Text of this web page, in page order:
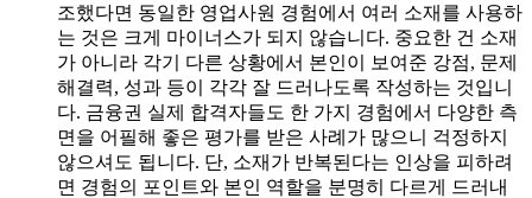
조했다면 동일한 영업사원 경험에서 여러 소재를 사용하
는 것은 크게 마이너스가 되지 않습니다. 중요한 건 소재
가 아니라 각기 다른 상황에서 본인이 보여준 강점, 문제
해결력, 성과 등이 각각 잘 드러나도록 작성하는 것입니
다. 금융권 실제 합격자들도 한 가지 경험에서 다양한 측
면을 어필해 좋은 평가를 받은 사례가 많으니 걱정하지
않으셔도 됩니다. 단, 소재가 반복된다는 인상을 피하려
면 경험의 포인트와 본인 역할을 분명히 다르게 드러내